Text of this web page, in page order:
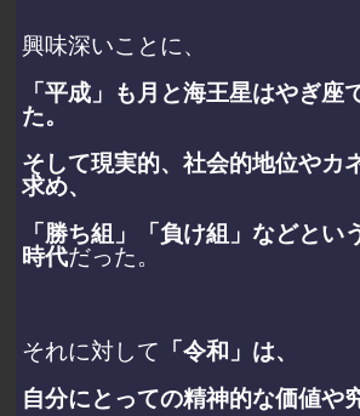
興味深いことに、
「平成」も月と海王星はやぎ座
た。
そして現実的、社会的地位やカ
求め、
「勝ち組」「負け組」などとい
時代だった。
それに対して
「令和」は、
自分にとっての精神的な価値や